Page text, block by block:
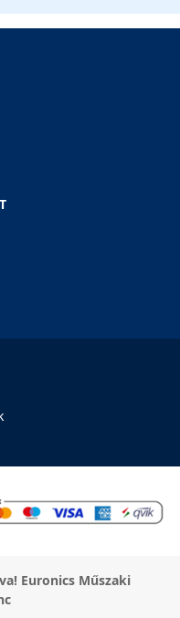
Euronics Műszaki